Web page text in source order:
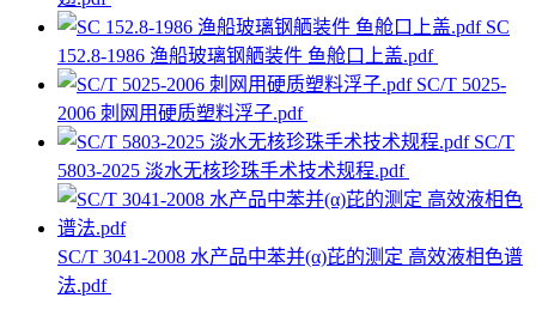
SC
152.8-1986 渔船玻璃钢舾装件 鱼舱口上盖.pdf
SC/T 5025-
2006 刺网用硬质塑料浮子.pdf
SC/T
5803-2025 淡水无核珍珠手术技术规程.pdf
SC/T 3041-2008 水产品中苯并(α)芘的测定 高效液相色谱
法.pdf